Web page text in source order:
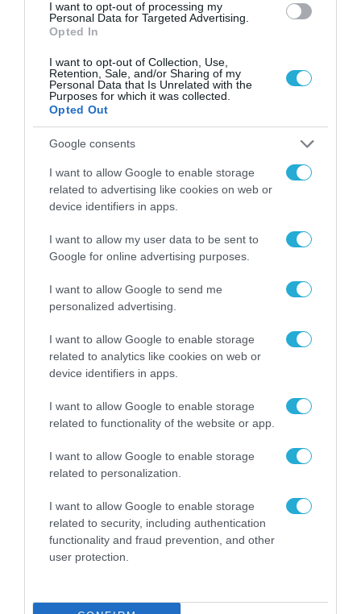
I want to opt-out of processing my
Personal Data for Targeted Advertising.
Opted In
I want to opt-out of Collection, Use,
Retention, Sale, and/or Sharing of my
Personal Data that Is Unrelated with the
Purposes for which it was collected.
Opted Out
Google consents
I want to allow Google to enable storage
related to advertising like cookies on web or
device identifiers in apps.
I want to allow my user data to be sent to
Google for online advertising purposes.
I want to allow Google to send me
personalized advertising.
I want to allow Google to enable storage
related to analytics like cookies on web or
device identifiers in apps.
I want to allow Google to enable storage
related to functionality of the website or app.
I want to allow Google to enable storage
related to personalization.
I want to allow Google to enable storage
related to security, including authentication
functionality and fraud prevention, and other
user protection.
υπογραφή της Xiaomi
31.07.2026
ΟΛΗ Η ΡΟΗ ΕΙΔΗΣΕΩΝ
ΠΛΗΡΟΦΟΡΙΚΗ
Ο Όμιλος Qualco αποκτά το 60% της Lever